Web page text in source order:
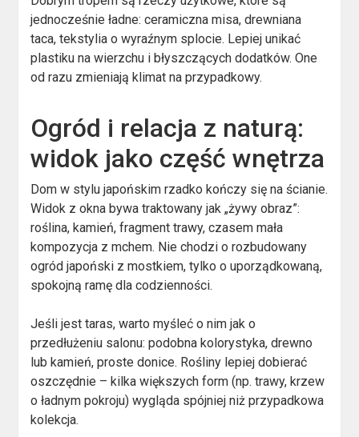
jednocześnie ładne: ceramiczna misa, drewniana
taca, tekstylia o wyraźnym splocie. Lepiej unikać
plastiku na wierzchu i błyszczących dodatków. One
od razu zmieniają klimat na przypadkowy.
Ogród i relacja z naturą:
widok jako część wnętrza
Dom w stylu japońskim rzadko kończy się na ścianie.
Widok z okna bywa traktowany jak „żywy obraz”:
roślina, kamień, fragment trawy, czasem mała
kompozycja z mchem. Nie chodzi o rozbudowany
ogród japoński z mostkiem, tylko o uporządkowaną,
spokojną ramę dla codzienności.
Jeśli jest taras, warto myśleć o nim jak o
przedłużeniu salonu: podobna kolorystyka, drewno
lub kamień, proste donice. Rośliny lepiej dobierać
oszczędnie – kilka większych form (np. trawy, krzew
o ładnym pokroju) wygląda spójniej niż przypadkowa
kolekcja.